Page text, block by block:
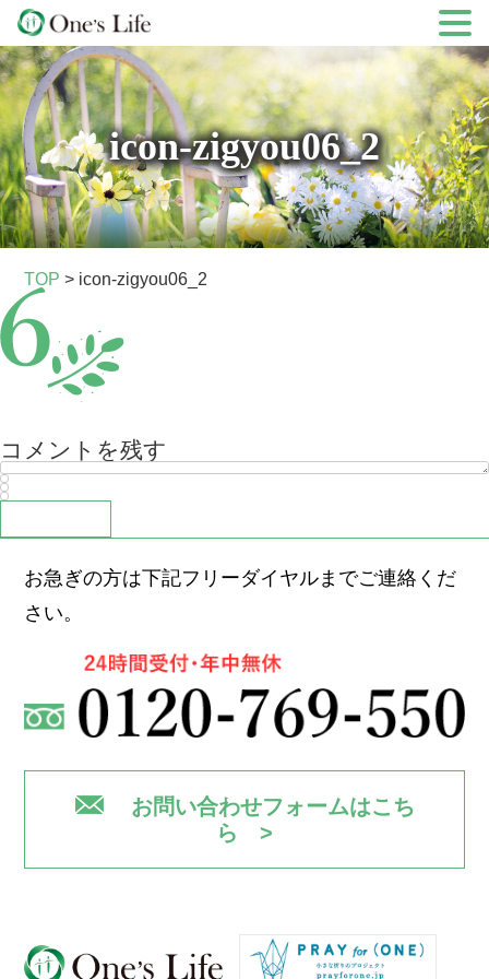
Skip
to
content
icon-zigyou06_2
TOP > icon-zigyou06_2
コメントを残す
お急ぎの方は下記フリーダイヤルまでご連絡くだ
さい。
お問い合わせフォームはこち
ら >